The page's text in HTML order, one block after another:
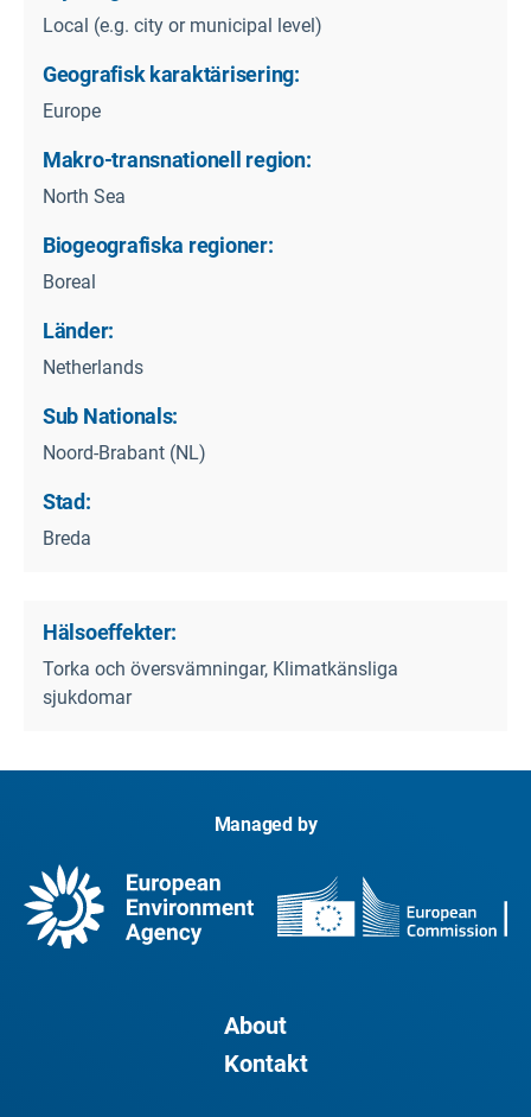
Local (e.g. city or municipal level)
Geografisk karaktärisering:
Europe
Makro-transnationell region:
North Sea
Biogeografiska regioner:
Boreal
Länder:
Netherlands
Sub Nationals:
Noord-Brabant (NL)
Stad:
Breda
Hälsoeffekter:
Torka och översvämningar, Klimatkänsliga
sjukdomar
Managed by
About
Kontakt